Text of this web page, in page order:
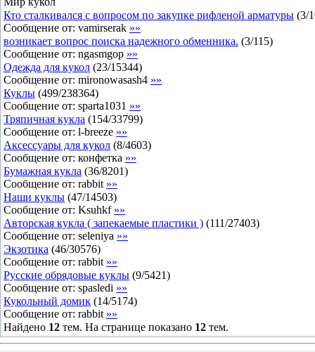
Кто сталкивался с вопросом по закупке рифленой арматуры (3/
Сообщение от: vamirserak »»
возникает вопрос поиска надежного обменника. (3/115)
Сообщение от: ngasmgop »»
Одежда для кукол (23/15344)
Сообщение от: mironowasash4 »»
Куклы (499/238364)
Сообщение от: sparta1031 »»
Тряпичная кукла (154/33799)
Сообщение от: l-breeze »»
Аксессуары для кукол (8/4603)
Сообщение от: конфетка »»
Бумажная кукла (36/8201)
Сообщение от: rabbit »»
Наши куклы (47/14503)
Сообщение от: Ksuhkf »»
Авторская кукла ( запекаемые пластики ) (111/27403)
Сообщение от: seleniya »»
Экзотика (46/30576)
Сообщение от: rabbit »»
Русские обрядовые куклы (9/5421)
Сообщение от: spasledi »»
Кукольный домик (14/5174)
Сообщение от: rabbit »»
Найдено 12 тем. На странице показано 12 тем.